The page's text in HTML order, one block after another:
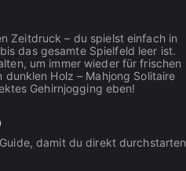
Zeitdruck – du spielst einfach in
das gesamte Spielfeld leer ist.
um immer wieder für frischen
Holz – Mahjong Solitaire
Gehirnjogging eben!
damit du direkt durchstarten